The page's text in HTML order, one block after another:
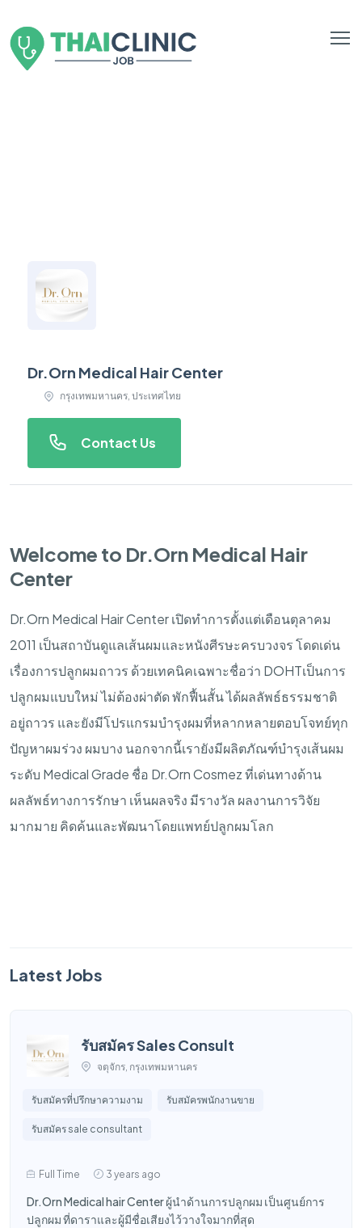
Dr.Orn Medical Hair Center
กรุงเทพมหานคร, ประเทศไทย
Contact Us
Welcome to Dr.Orn Medical Hair
Center
Dr.Orn Medical Hair Centerเปิดทำการตั้งแต่เดือนตุลาคม
2011 เป็นสถาบันดูแลเส้นผมและหนังศีรษะครบวงจรโดดเด่น
เรื่องการปลูกผมถาวร ด้วยเทคนิคเฉพาะชื่อว่า DOHTเป็นการ
ปลูกผมแบบใหม่ไม่ต้องผ่าตัดพักฟื้นสั้นได้ผลลัพธ์ธรรมชาติ
อยู่ถาวร และยังมีโปรแกรมบำรุงผมที่หลากหลายตอบโจทย์ทุก
ปัญหาผมร่วง ผมบาง นอกจากนี้เรายังมีผลิตภัณฑ์บำรุงเส้นผม
ระดับ Medical Grade ชื่อ Dr.Orn Cosmezที่เด่นทางด้าน
ผลลัพธ์ทางการรักษา เห็นผลจริง มีรางวัล ผลงานการวิจัย
มากมาย คิดค้นและพัฒนาโดยแพทย์ปลูกผมโลก
Latest Jobs
รับสมัคร Sales Consult
จตุจักร, กรุงเทพมหานคร
รับสมัครที่ปรึกษาความงาม รับสมัครพนักงานขาย
รับสมัคร sale consultant
Full Time 3 years ago
Dr.Orn Medical hair Center ผู้นำด้านการปลูกผม เป็นศูนย์การ
ปลูกผม ที่ดาราและผู้มีชื่อเสียงไว้วางใจมากที่สุด